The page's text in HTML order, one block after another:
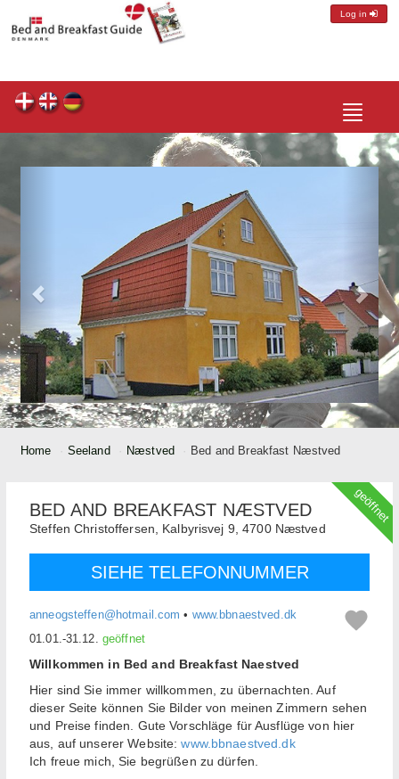
Log in
Toggle
Home Seeland Næstved Bed and Breakfast Næstved
geöffnet
BED AND BREAKFAST NÆSTVED
Steffen Christoffersen, Kalbyrisvej 9, 4700 Næstved
SIEHE TELEFONNUMMER
anneogsteffen@hotmail.com • www.bbnaestved.dk
01.01.-31.12. geöffnet
Willkommen in Bed and Breakfast Naestved
Hier sind Sie immer willkommen, zu übernachten. Auf
dieser Seite können Sie Bilder von meinen Zimmern sehen
und Preise finden. Gute Vorschläge für Ausflüge von hier
aus, auf unserer Website:www.bbnaestved.dk
Ich freue mich, Sie begrüßen zu dürfen.